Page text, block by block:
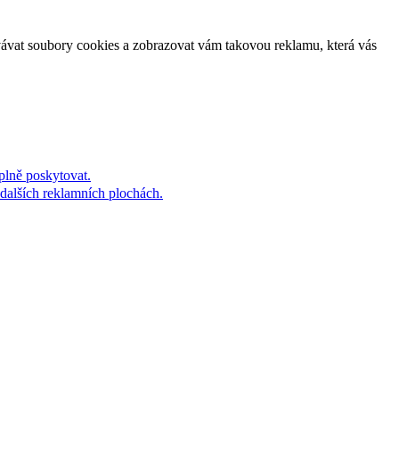
soubory cookies a zobrazovat vám takovou reklamu, která vás
poskytovat.
reklamních plochách.